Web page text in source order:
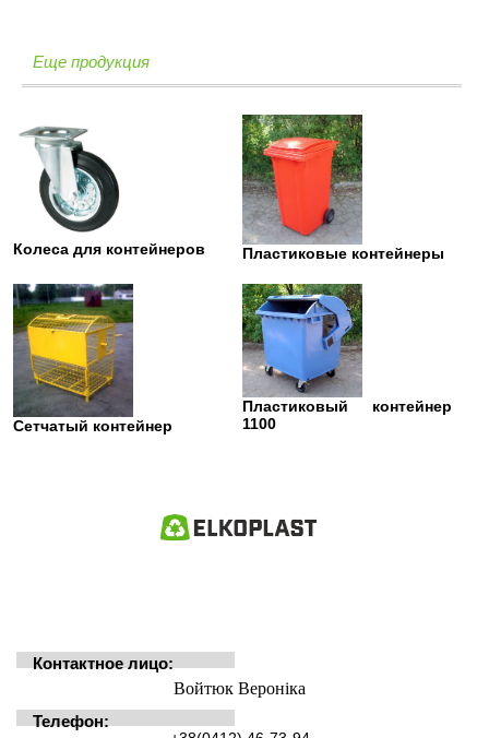
Еще продукция
Колеса для контейнеров Пластиковые контейнеры
Сетчатый контейнер
Пластиковый контейнер
1100
Контактное лицо:
Войтюк Вероніка
Телефон: